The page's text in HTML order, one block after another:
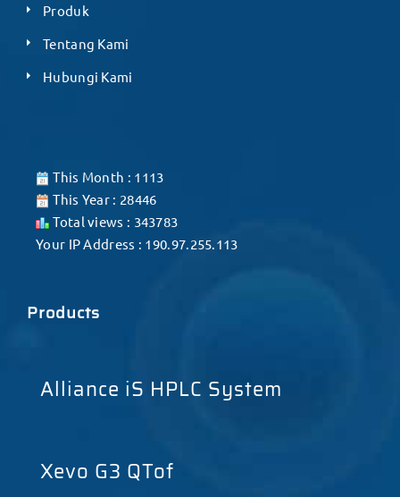
Produk
Tentang Kami
Hubungi Kami
This Month : 1113
This Year : 28446
Total views : 343783
Your IP Address : 190.97.255.113
Products
Alliance iS HPLC System
Xevo G3 QTof